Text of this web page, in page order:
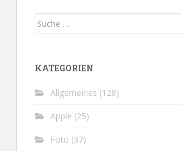
Suche
KATEGORIEN
Allgemeines (128)
Apple (25)
Foto (37)